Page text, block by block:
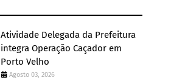
Atividade Delegada da Prefeitura
integra Operação Caçador em
Porto Velho
Agosto 03, 2026